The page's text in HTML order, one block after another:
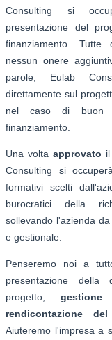
Consulting si
presentazione del
finanziamento.
nessun onere
parole, Eulab
direttamente sul
nel caso di buon
finanziamento.
Una voltaapprovato
Consulting si
formativi scelti
burocratici della
sollevando l'azienda
e gestionale.
Penseremo noi a
presentazione della
progetto,
rendicontazione
Aiuteremo l'impresa a